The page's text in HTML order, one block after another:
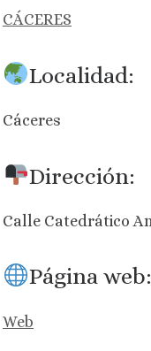
CÁCERES
Localidad:
Cáceres
Dirección:
Calle Catedrático
Página web:
Web